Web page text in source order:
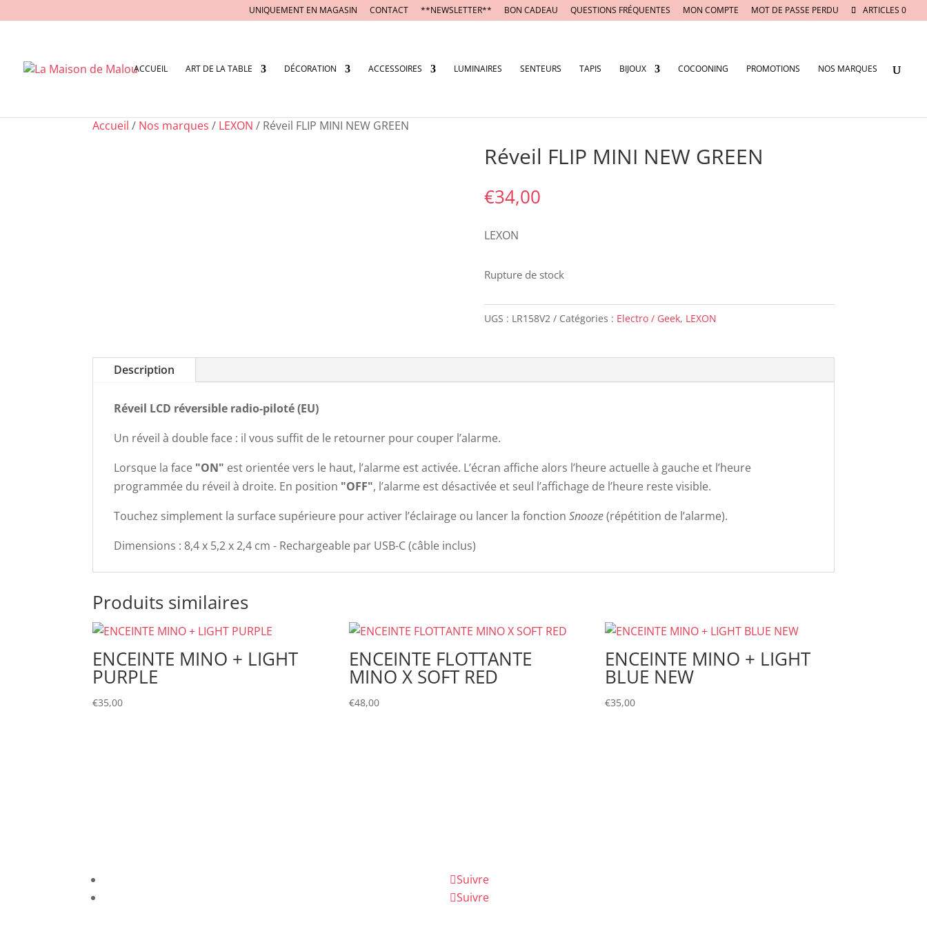
UNIQUEMENT EN MAGASIN CONTACT **NEWSLETTER** BON CADEAU QUESTIONS FRÉQUENTES MON COMPTE MOT DE PASSE PERDU ARTICLES 0
ACCUEIL ART DE LA TABLE DÉCORATION ACCESSOIRES LUMINAIRES SENTEURS TAPIS BIJOUX COCOONING PROMOTIONS NOS MARQUES
Accueil / Nos marques / LEXON / Réveil FLIP MINI NEW GREEN
Réveil FLIP MINI NEW GREEN
€34,00
LEXON
Rupture de stock
UGS : LR158V2 Catégories : Electro / Geek, LEXON
Description
Réveil LCD réversible radio-piloté (EU)
Un réveil à double face : il vous suffit de le retourner pour couper l’alarme.
Lorsque la face "ON" est orientée vers le haut, l’alarme est activée. L’écran affiche alors l’heure actuelle à gauche et l’heure
programmée du réveil à droite. En position "OFF", l’alarme est désactivée et seul l’affichage de l’heure reste visible.
Touchez simplement la surface supérieure pour activer l’éclairage ou lancer la fonctionSnooze(répétition de l’alarme).
Dimensions : 8,4 x 5,2 x 2,4 cm - Rechargeable par USB-C (câble inclus)
Produits similaires
ENCEINTE MINO + LIGHT
PURPLE
€35,00
ENCEINTE FLOTTANTE
MINO X SOFT RED
€48,00
ENCEINTE MINO + LIGHT
BLUE NEW
€35,00
Suivre
Suivre